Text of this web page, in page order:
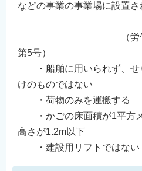
などの事業の事業場に設置さ
（労働基準法
第5号）
・船舶に用いられず、せ
けのものではない
・荷物のみを運搬する
・かごの床面積が1平方
高さが1.2m以下
・建設用リフトではない